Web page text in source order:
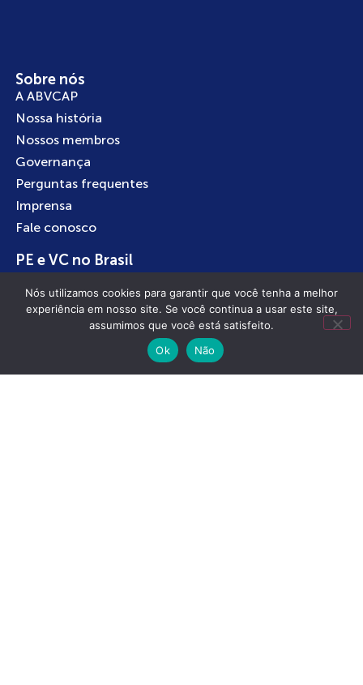
Sobre nós
A ABVCAP
Nossa história
Nossos membros
Governança
Perguntas frequentes
Imprensa
Fale conosco
PE e VC no Brasil
Boas práticas
Investindo no Brasil
Empreendedorismo
Nós utilizamos cookies para garantir que você tenha a melhor
experiência em nosso site. Se você continua a usar este site,
assumimos que você está satisfeito.
Ok
Não